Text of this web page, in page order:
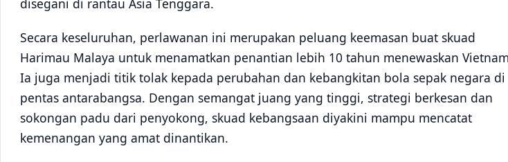
disegani di rantau Asia Tenggara.
Secara keseluruhan, perlawanan ini merupakan peluang keemasan buat skuad
Harimau Malaya untuk menamatkan penantian lebih 10 tahun menewaskan
Ia juga menjadi titik tolak kepada perubahan dan kebangkitan bola sepak negara di
pentas antarabangsa. Dengan semangat juang yang tinggi, strategi berkesan dan
sokongan padu dari penyokong, skuad kebangsaan diyakini mampu mencatat
kemenangan yang amat dinantikan.